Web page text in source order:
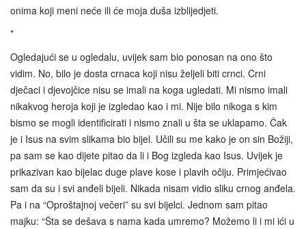
onima koji meni neće ili će moja duša izblijedjeti.
*
Ogledajući se u ogledalu, uvijek sam bio ponosan na ono što
vidim. No, bilo je dosta crnaca koji nisu željeli biti crnci. Crni
dječaci i djevojčice nisu se imali na koga ugledati. Mi nismo imali
nikakvog heroja koji je izgledao kao i mi. Nije bilo nikoga s kim
bismo se mogli identificirati i nismo znali u šta se uklapamo. Čak
je i Isus na svim slikama bio bijel. Učili su me kako je on sin Božiji,
pa sam se kao dijete pitao da li i Bog izgleda kao Isus. Uvijek je
prikazivan kao bijelac duge plave kose i plavih očiju. Primjećivao
sam da su i svi anđeli bijeli. Nikada nisam vidio sliku crnog anđela.
Pa i na “Oproštajnoj večeri” su svi bijelci. Jednom sam pitao
majku: “Šta se dešava s nama kada umremo? Možemo li i mi ići u